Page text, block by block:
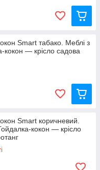
Smart табако. Меблі з
кокон — крісло садова
Smart коричневий.
кокон — крісло